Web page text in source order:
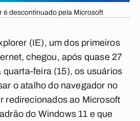
é descontinuado pela Microsoft
(IE), um dos primeiros
chegou, após quase 27
quarta-feira (15), os usuários
o atalho do navegador no
redirecionados ao Microsoft
do Windows 11 e que